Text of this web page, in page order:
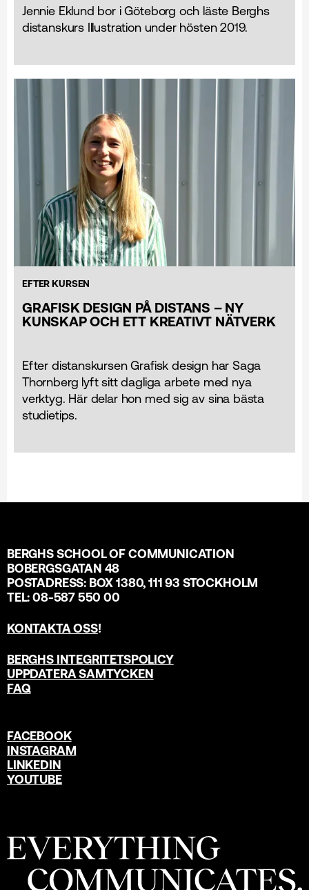
Jennie Eklund bor i Göteborg och läste Berghs
distanskurs Illustration under hösten 2019.
EFTER KURSEN
GRAFISK DESIGN PÅ DISTANS – NY
KUNSKAP OCH ETT KREATIVT NÄTVERK
Efter distanskursen Grafisk design har Saga
Thornberg lyft sitt dagliga arbete med nya
verktyg. Här delar hon med sig av sina bästa
studietips.
BERGHS SCHOOL OF COMMUNICATION
BOBERGSGATAN 48
POSTADRESS: BOX 1380, 111 93 STOCKHOLM
TEL: 08-587 550 00
KONTAKTA OSS!
BERGHS INTEGRITETSPOLICY
UPPDATERA SAMTYCKEN
FAQ
FACEBOOK
INSTAGRAM
LINKEDIN
YOUTUBE